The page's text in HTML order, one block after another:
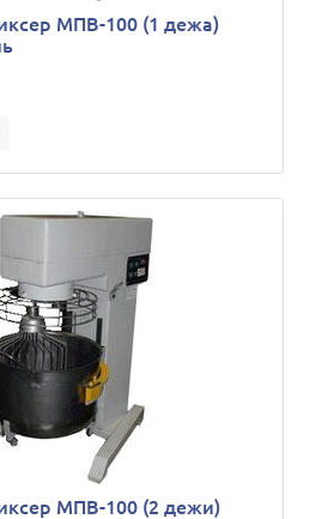
МПВ-100 (1 дежа)
МПВ-100 (2 дежи)